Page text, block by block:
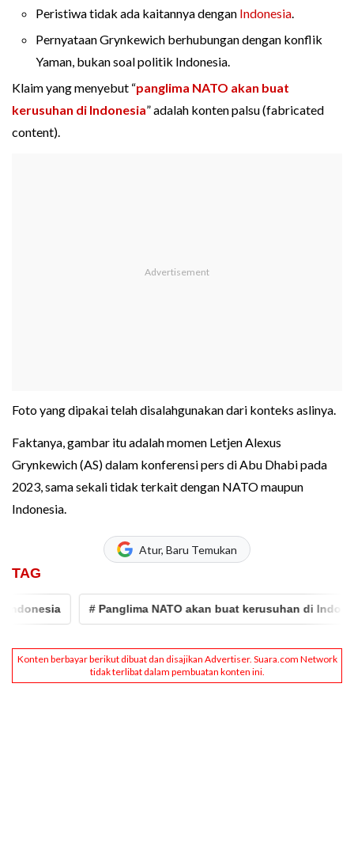
Peristiwa tidak ada kaitannya dengan Indonesia.
Pernyataan Grynkewich berhubungan dengan konflik
Yaman, bukan soal politik Indonesia.
Klaim yang menyebut “panglima NATO akan buat
kerusuhan di Indonesia” adalah konten palsu (fabricated
content).
Foto yang dipakai telah disalahgunakan dari konteks aslinya.
Faktanya, gambar itu adalah momen Letjen Alexus
Grynkewich (AS) dalam konferensi pers di Abu Dhabi pada
2023, sama sekali tidak terkait dengan NATO maupun
Indonesia.
Atur, Baru Temukan
TAG
# Panglima NATO akan buat kerusuhan di Indonesia